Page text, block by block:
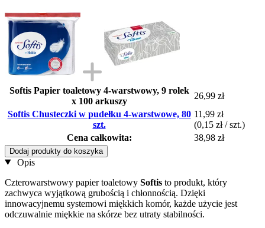
Softis Papier toaletowy 4-warstwowy, 9 rolek
x 100 arkuszy
26,99 zł
Softis Chusteczki w pudełku 4-warstwowe, 80
szt.
11,99 zł
(0,15 zł / szt.)
Cena całkowita:
38,98 zł
Dodaj produkty do koszyka
Opis
Czterowarstwowy papier toaletowy Softis to produkt, który
zachwyca wyjątkową grubością i chłonnością. Dzięki
innowacyjnemu systemowi miękkich komór, każde użycie jest
odczuwalnie miękkie na skórze bez utraty stabilności.